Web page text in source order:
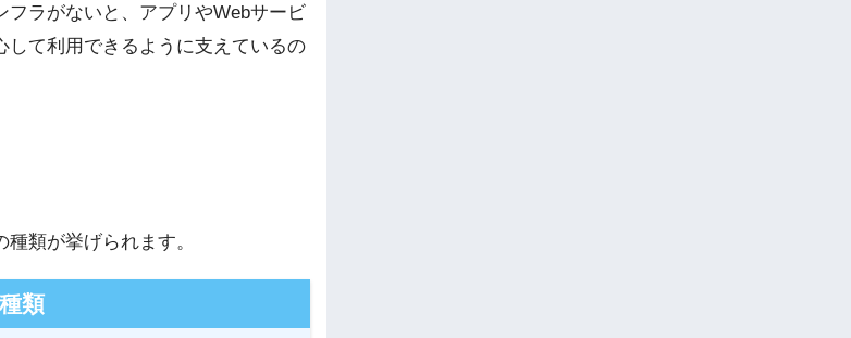
ラがないと、アプリやWebサービ
て利用できるように支えているの
類が挙げられます。
類